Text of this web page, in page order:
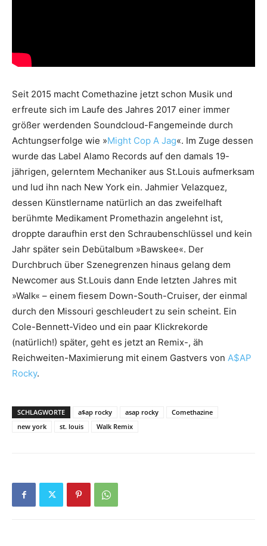
Seit 2015 macht Comethazine jetzt schon Musik und
erfreute sich im Laufe des Jahres 2017 einer immer
größer werdenden Soundcloud-Fangemeinde durch
Achtungserfolge wie »Might Cop A Jag«. Im Zuge dessen
wurde das Label Alamo Records auf den damals 19-
jährigen, gelerntem Mechaniker aus St.Louis aufmerksam
und lud ihn nach New York ein. Jahmier Velazquez,
dessen Künstlername natürlich an das zweifelhaft
berühmte Medikament Promethazin angelehnt ist,
droppte daraufhin erst den Schraubenschlüssel und kein
Jahr später sein Debütalbum »Bawskee«. Der
Durchbruch über Szenegrenzen hinaus gelang dem
Newcomer aus St.Louis dann Ende letzten Jahres mit
»Walk« – einem fiesem Down-South-Cruiser, der einmal
durch den Missouri geschleudert zu sein scheint. Ein
Cole-Bennett-Video und ein paar Klickrekorde
(natürlich!) später, geht es jetzt an Remix-, äh
Reichweiten-Maximierung mit einem Gastvers von A$AP
Rocky.
SCHLAGWORTE a$ap rocky asap rocky
Comethazine
new york
st. louis Walk Remix